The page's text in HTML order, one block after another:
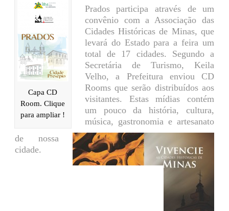
Capa CD
Room. Clique
para ampliar !
Prados participa através de um
convênio com a Associação das
Cidades Históricas de Minas, que
levará do Estado para a feira um
total de 17 cidades. Segundo a
Secretária de Turismo, Keila
Velho,a Prefeitura enviou CD
Rooms que serão distribuídos aos
visitantes. Estas mídias contém
um pouco da história, cultura,
música, gastronomia e artesanato
de nossa
cidade.